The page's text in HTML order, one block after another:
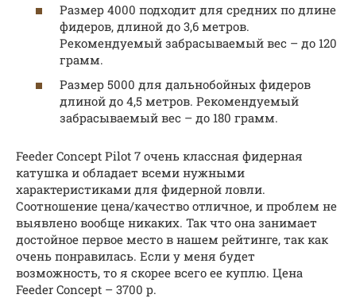
Размер 4000 подходит для средних по длине
фидеров, длиной до 3,6 метров.
Рекомендуемый забрасываемый вес – до 120
грамм.
Размер 5000 для дальнобойных фидеров
длиной до 4,5 метров. Рекомендуемый
забрасываемый вес – до 180 грамм.
Feeder Concept Pilot 7 очень классная фидерная
катушка и обладает всеми нужными
характеристиками для фидерной ловли.
Соотношение цена/качество отличное, и проблем не
выявлено вообще никаких. Так что она занимает
достойное первое место в нашем рейтинге, так как
очень понравилась. Если у меня будет
возможность, то я скорее всего ее куплю. Цена
Feeder Concept – 3700 р.